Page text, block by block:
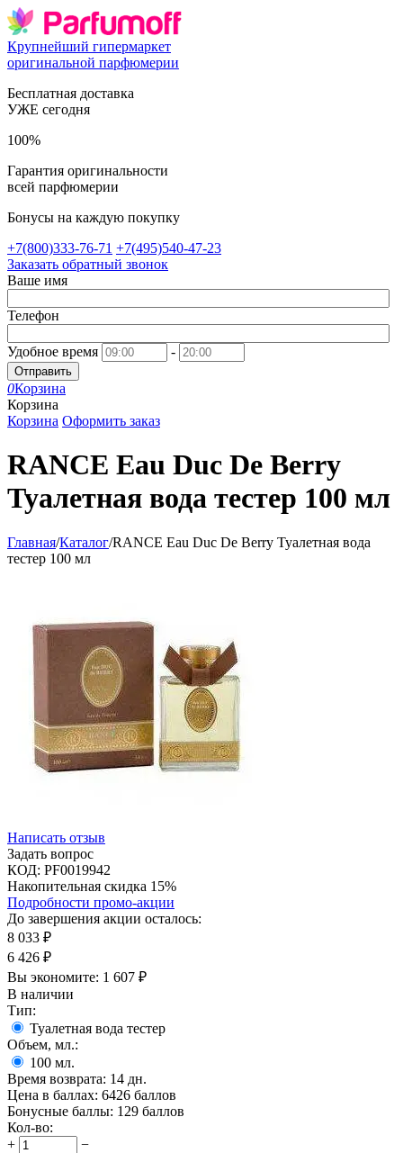
Крупнейший гипермаркет
оригинальной парфюмерии
Бесплатная доставка
УЖЕ сегодня
100%
Гарантия оригинальности
всей парфюмерии
Бонусы на каждую покупку
+7(800)333-76-71 +7(495)540-47-23
Заказать обратный звонок
Ваше имя
Телефон
Удобное время -
Отправить
0Корзина
Корзина
Корзина Оформить заказ
RANCE Eau Duc De Berry
Туалетная вода тестер 100 мл
Главная/Каталог/RANCE Eau Duc De Berry Туалетная вода
тестер 100 мл
Написать отзыв
Задать вопрос
КОД: PF0019942
Накопительная скидка 15%
Подробности промо-акции
До завершения акции осталось:
8 033 ₽
6 426 ₽
Вы экономите: 1 607 ₽
В наличии
Тип:
Туалетная вода тестер
Объем, мл.:
100 мл.
Время возврата: 14 дн.
Цена в баллах: 6426 баллов
Бонусные баллы: 129 баллов
Кол-во:
+
−